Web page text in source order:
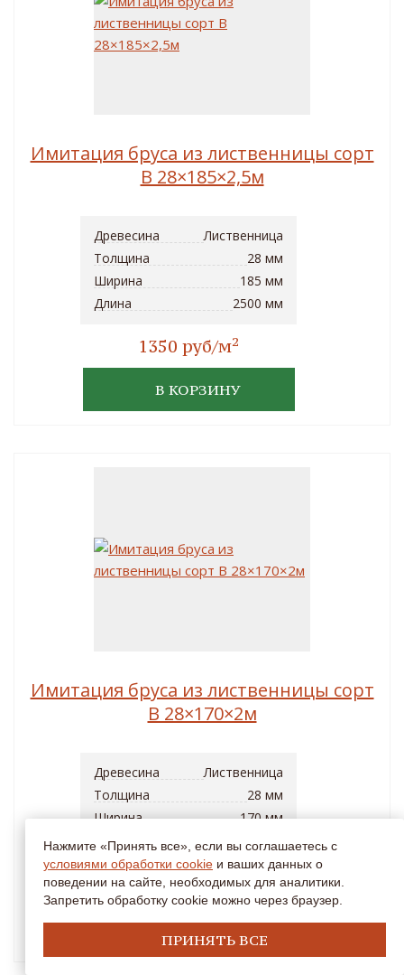
Имитация бруса из лиственницы сорт
B 28×185×2,5м
Древесина
Лиственница
Толщина
28 мм
Ширина
185 мм
Длина
2500 мм
1350 руб/м2
В КОРЗИНУ
Имитация бруса из лиственницы сорт
B 28×170×2м
Древесина
Лиственница
Толщина
28 мм
Ширина
170 мм
Длина
2000 мм
1350 руб/м2
В КОРЗИНУ
Нажмите «Принять все», если вы соглашаетесь с
условиями обработки cookie и ваших данных о
поведении на сайте, необходимых для аналитики.
Запретить обработку cookie можно через браузер.
ПРИНЯТЬ ВСЕ